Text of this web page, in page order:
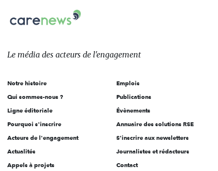
sur:
Carenews,
Le
des
l'engagement
Le média des acteurs de l'engagement
Notre histoire
Qui sommes-nous ?
Ligne éditoriale
Pourquoi s'inscrire
Acteurs de l'engagement
Actualités
Appels à projets
Emplois
Publications
Évènements
Annuaire des solutions RSE
S'inscrire aux newsletters
Journalistes et rédacteurs
Contact